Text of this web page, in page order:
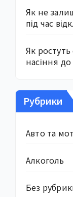
Як не
під час
Як
насіння до
Рубрики
Авто та
Алкоголь
Без